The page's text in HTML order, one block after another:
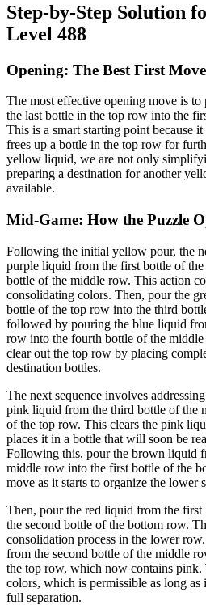
Step-by-Step Solution
Level 488
Opening: The Best First Move
The most effective opening move is
the last bottle in the top row into the
This is a smart starting point because
frees up a bottle in the top row for
yellow liquid, we are not only
preparing a destination for another
available.
Mid-Game: How the Puzzle
Following the initial yellow pour, the
purple liquid from the first bottle of
bottle of the middle row. This action
consolidating colors. Then, pour the
bottle of the top row into the third
followed by pouring the blue liquid
row into the fourth bottle of the
clear out the top row by placing
destination bottles.
The next sequence involves
pink liquid from the third bottle of the
of the top row. This clears the pink
places it in a bottle that will soon be
Following this, pour the brown liquid
middle row into the first bottle of the
move as it starts to organize the lower
Then, pour the red liquid from the
the second bottle of the bottom row.
consolidation process in the lower
from the second bottle of the middle
the top row, which now contains
colors, which is permissible as long as
full separation.